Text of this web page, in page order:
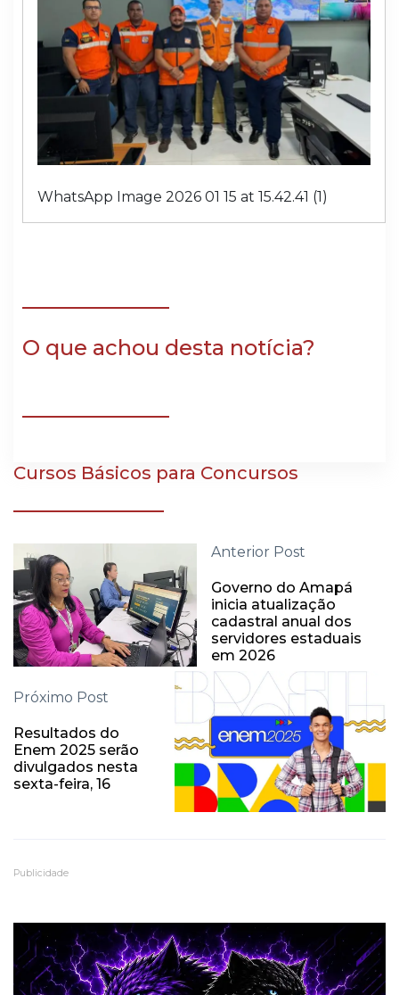
WhatsApp Image 2026 01 15 at 15.42.41 (1)
O que achou desta notícia?
Cursos Básicos para Concursos
Anterior Post
Governo do Amapá
inicia atualização
cadastral anual dos
servidores estaduais
em 2026
Próximo Post
Resultados do
Enem 2025 serão
divulgados nesta
sexta-feira, 16
Publicidade